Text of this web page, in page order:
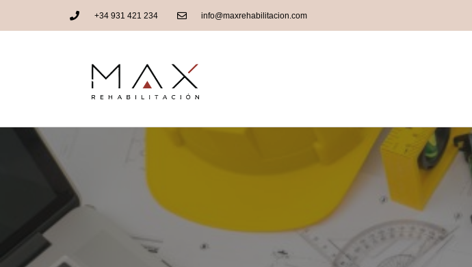
+34 931 421 234 info@maxrehabilitacion.com